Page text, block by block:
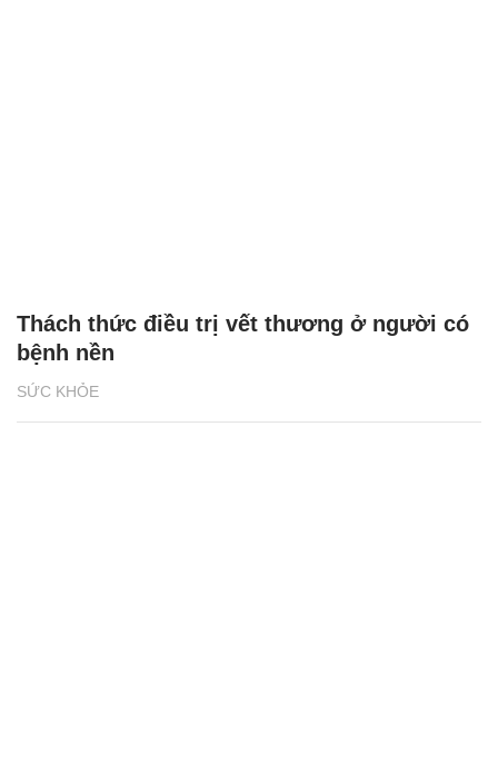
SỨC KHỎE
Thách thức điều trị vết thương ở người có
bệnh nền